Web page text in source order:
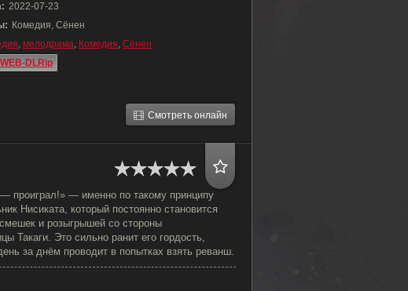
2022-07-23
Комедия, Сёнен
, мелодрама, Комедия, Сёнен
WEB-DLRip
Смотреть онлайн
проиграл!» — именно по такому принципу
Нисиката, который постоянно становится
и розыгрышей со стороны
Такаги. Это сильно ранит его гордость,
за днём проводит в попытках взять реванш.